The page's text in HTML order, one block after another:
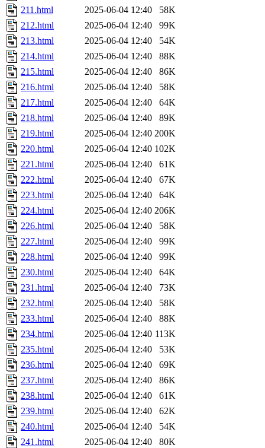
211.html
2025-06-04 12:40
58K
212.html
2025-06-04 12:40
99K
213.html
2025-06-04 12:40
54K
214.html
2025-06-04 12:40
88K
215.html
2025-06-04 12:40
86K
216.html
2025-06-04 12:40
58K
217.html
2025-06-04 12:40
64K
218.html
2025-06-04 12:40
89K
219.html
2025-06-04 12:40 200K
220.html
2025-06-04 12:40 102K
221.html
2025-06-04 12:40
61K
222.html
2025-06-04 12:40
67K
223.html
2025-06-04 12:40
64K
224.html
2025-06-04 12:40 206K
226.html
2025-06-04 12:40
58K
227.html
2025-06-04 12:40
99K
228.html
2025-06-04 12:40
99K
230.html
2025-06-04 12:40
64K
231.html
2025-06-04 12:40
73K
232.html
2025-06-04 12:40
58K
233.html
2025-06-04 12:40
88K
234.html
2025-06-04 12:40 113K
235.html
2025-06-04 12:40
53K
236.html
2025-06-04 12:40
69K
237.html
2025-06-04 12:40
86K
238.html
2025-06-04 12:40
61K
239.html
2025-06-04 12:40
62K
240.html
2025-06-04 12:40
54K
241.html
2025-06-04 12:40
80K